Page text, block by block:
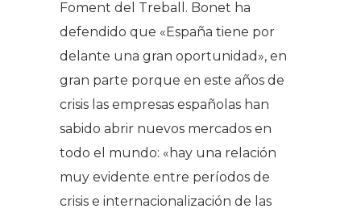
Foment del Treball. Bonet ha
defendido que «España tiene por
delante una gran oportunidad», en
gran parte porque en este años de
crisis las empresas españolas han
sabido abrir nuevos mercados en
todo el mundo: «hay una relación
muy evidente entre períodos de
crisis e internacionalización de las